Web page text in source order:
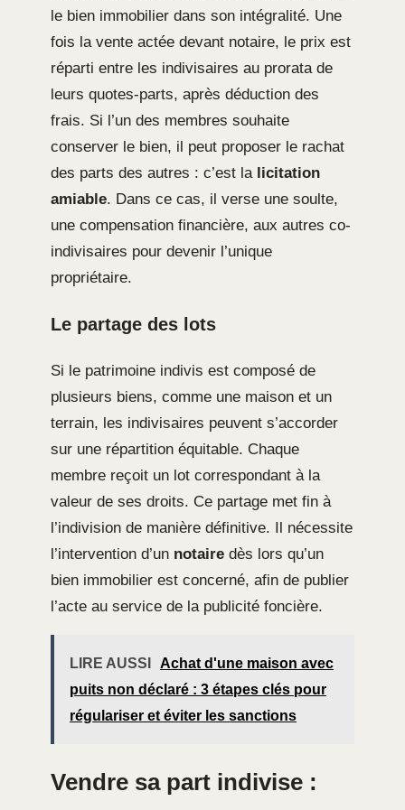
le bien immobilier dans son intégralité. Une
fois la vente actée devant notaire, le prix est
réparti entre les indivisaires au prorata de
leurs quotes-parts, après déduction des
frais. Si l’un des membres souhaite
conserver le bien, il peut proposer le rachat
des parts des autres : c’est la licitation
amiable. Dans ce cas, il verse une soulte,
une compensation financière, aux autres co-
indivisaires pour devenir l’unique
propriétaire.
Le partage des lots
Si le patrimoine indivis est composé de
plusieurs biens, comme une maison et un
terrain, les indivisaires peuvent s’accorder
sur une répartition équitable. Chaque
membre reçoit un lot correspondant à la
valeur de ses droits. Ce partage met fin à
l’indivision de manière définitive. Il nécessite
l’intervention d’un notaire dès lors qu’un
bien immobilier est concerné, afin de publier
l’acte au service de la publicité foncière.
LIRE AUSSI
Achat d'une maison avec
puits non déclaré : 3 étapes clés pour
régulariser et éviter les sanctions
Vendre sa part indivise :